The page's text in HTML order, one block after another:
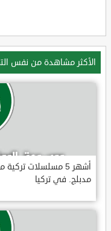
الأكثر مشاهدة من نفس
أشهر 5 مسلسلات
مدبلج. في تركيا